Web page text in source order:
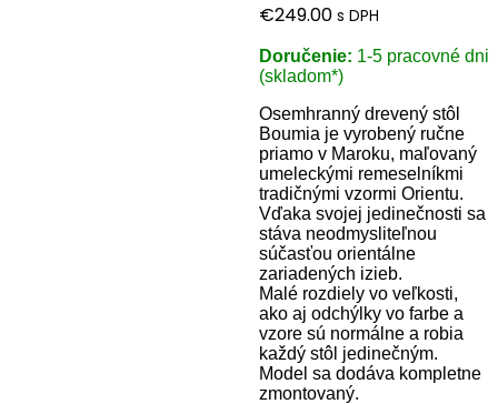
€249.00 s DPH
Doručenie: 1-5 pracovné dni
(skladom*)
Osemhranný drevený stôl
Boumia je vyrobený ručne
priamo v Maroku, maľovaný
umeleckými remeselníkmi
tradičnými vzormi Orientu.
Vďaka svojej jedinečnosti sa
stáva neodmysliteľnou
súčasťou orientálne
zariadených izieb.
Malé rozdiely vo veľkosti,
ako aj odchýlky vo farbe a
vzore sú normálne a robia
každý stôl jedinečným.
Model sa dodáva kompletne
zmontovaný.